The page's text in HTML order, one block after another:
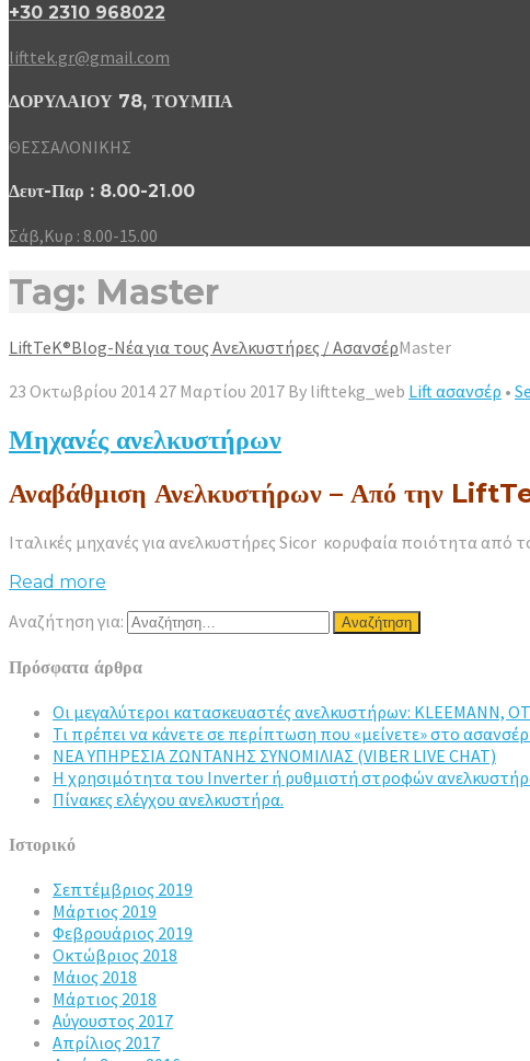
+30 2310 968022
lifttek.gr@gmail.com
ΔΟΡΥΛΑΙΟΥ 78, ΤΟΥΜΠΑ
ΘΕΣΣΑΛΟΝΙΚΗΣ
Δευτ-Παρ : 8.00-21.00
Σάβ,Κυρ : 8.00-15.00
Tag: Master
LiftTeK®Blog-Νέα για τους Ανελκυστήρες / ΑσανσέρMaster
23 Οκτωβρίου 2014 27 Μαρτίου 2017 By lifttekg_web Lift ασανσέρ •
Μηχανές ανελκυστήρων
Αναβάθμιση Ανελκυστήρων – Από την
Ιταλικές μηχανές για ανελκυστήρες Sicor κορυφαία ποιότητα από
Read more
Αναζήτηση για:
Πρόσφατα άρθρα
Οι μεγαλύτεροι κατασκευαστές ανελκυστήρων: KLEEMANN,
Τι πρέπει να κάνετε σε περίπτωση που «μείνετε» στο
ΝΕΑ ΥΠΗΡΕΣΙΑ ΖΩΝΤΑΝΗΣ ΣΥΝΟΜΙΛΙΑΣ (VIBER LIVE CHAT)
Η χρησιμότητα του Inverter ή ρυθμιστή στροφών
Πίνακες ελέγχου ανελκυστήρα.
Ιστορικό
Σεπτέμβριος 2019
Μάρτιος 2019
Φεβρουάριος 2019
Οκτώβριος 2018
Μάιος 2018
Μάρτιος 2018
Αύγουστος 2017
Απρίλιος 2017